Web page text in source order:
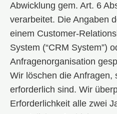
Abwicklung gem. Art. 6
verarbeitet. Die Angaben
einem Customer-
System (“CRM System”)
Anfragenorganisation
Wir löschen die Anfragen,
erforderlich sind. Wir
Erforderlichkeit alle zwei